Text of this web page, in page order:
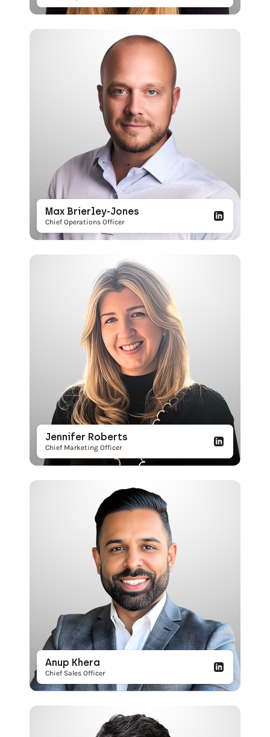
Max Brierley-Jones
Chief Operations Officer
Jennifer Roberts
Chief Marketing Officer
Anup Khera
Chief Sales Officer